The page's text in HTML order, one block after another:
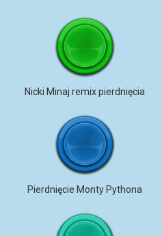
Nicki Minaj remix pierdnięcia
Pierdnięcie Monty Pythona